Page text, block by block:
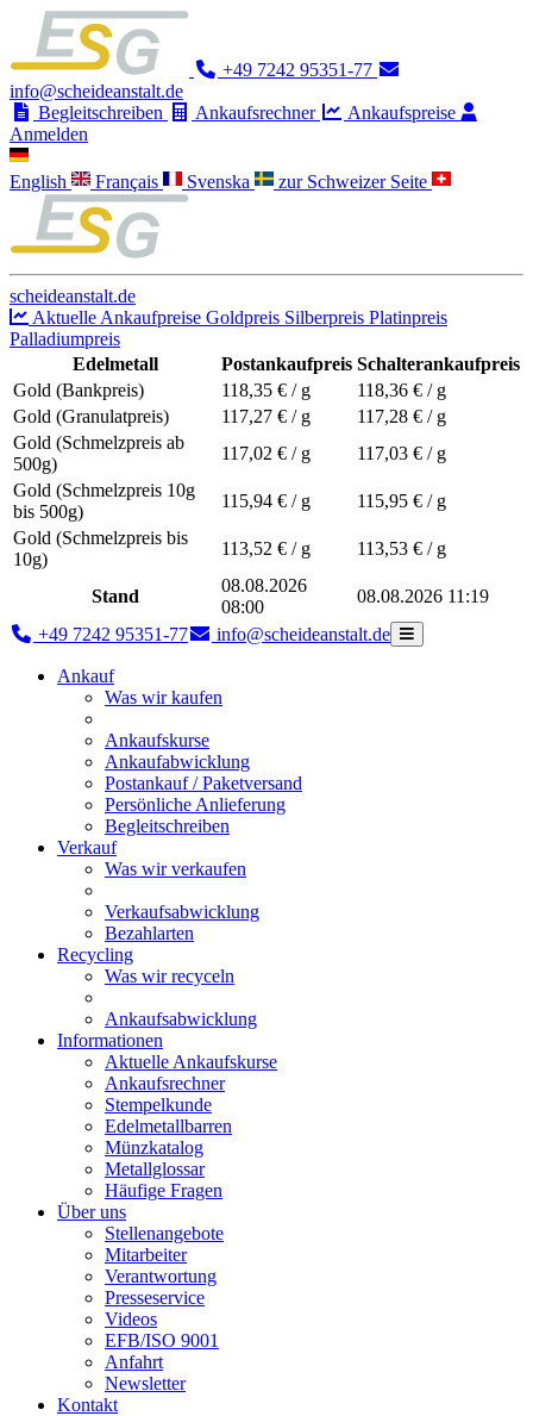
+49 7242 95351-77
info@scheideanstalt.de
Begleitschreiben
Ankaufsrechner
Ankaufspreise
Anmelden
English Français Svenska zur Schweizer Seite
scheideanstalt.de
Aktuelle Ankaufpreise Goldpreis Silberpreis Platinpreis
Palladiumpreis
Edelmetall
Postankaufpreis Schalterankaufpreis
Gold (Bankpreis)
118,35 € / g 118,36 € / g
Gold (Granulatpreis)
117,27 € / g 117,28 € / g
Gold (Schmelzpreis ab
500g)
117,02 € / g 117,03 € / g
Gold (Schmelzpreis 10g
bis 500g)
115,94 € / g 115,95 € / g
Gold (Schmelzpreis bis
10g)
113,52 € / g 113,53 € / g
Stand
08.08.2026
08:00
08.08.2026 11:19
+49 7242 95351-77 info@scheideanstalt.de
Ankauf
Was wir kaufen
Ankaufskurse
Ankaufabwicklung
Postankauf / Paketversand
Persönliche Anlieferung
Begleitschreiben
Verkauf
Was wir verkaufen
Verkaufsabwicklung
Bezahlarten
Recycling
Was wir recyceln
Ankaufsabwicklung
Informationen
Aktuelle Ankaufskurse
Ankaufsrechner
Stempelkunde
Edelmetallbarren
Münzkatalog
Metallglossar
Häufige Fragen
Über uns
Stellenangebote
Mitarbeiter
Verantwortung
Presseservice
Videos
EFB/ISO 9001
Anfahrt
Newsletter
Kontakt